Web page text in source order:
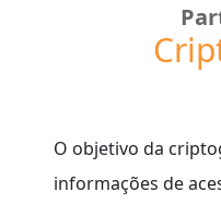
O objetivo da
informações de